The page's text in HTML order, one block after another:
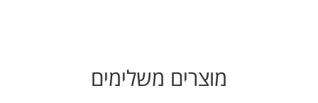
מוצרים משלימים